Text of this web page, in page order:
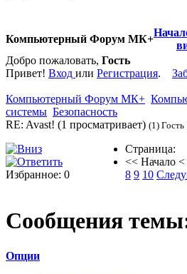
Компьютерный Форум МК+
Добро пожаловать, Гость
Привет! Вход или Регистрация.
Компьютерный Форум МК+
системы Безопасность
RE: Avast! (1 просматривает) (1) Гость
Избранное: 0
Страница:
<< Начало <
8 9 10
Сообщения
Опции